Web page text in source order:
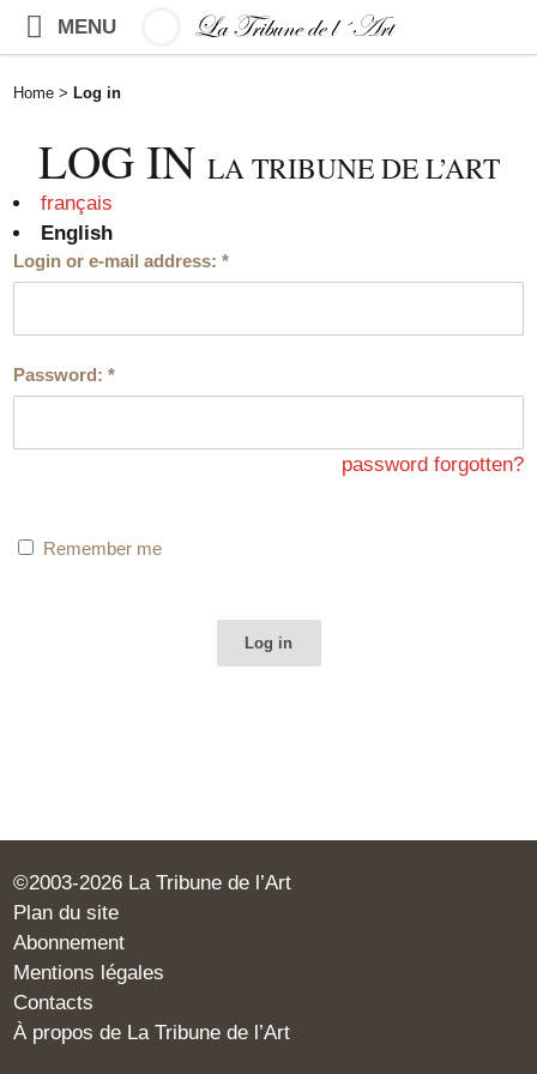
MENU
Home > Log in
LOG IN LA TRIBUNE DE L’ART
français
English
Login or e-mail address:*
Password:*
password forgotten?
Remember me
©2003-2026 La Tribune de l’Art
Plan du site
Abonnement
Mentions légales
Contacts
À propos de La Tribune de l’Art